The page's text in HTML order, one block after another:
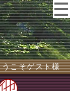
こそゲスト様